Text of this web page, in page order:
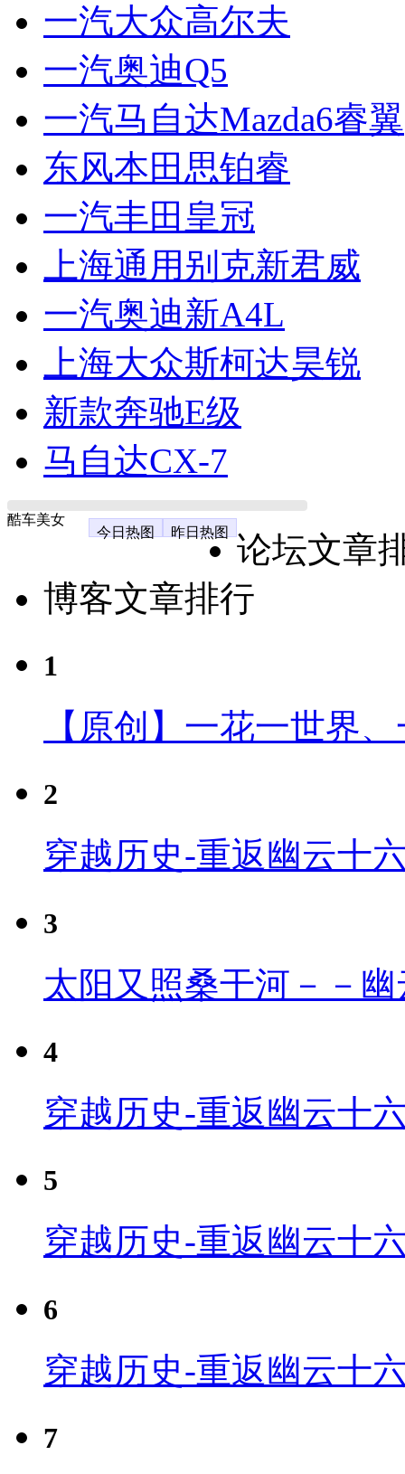
一汽大众高尔夫
一汽奥迪Q5
一汽马自达Mazda6睿翼
东风本田思铂睿
一汽丰田皇冠
上海通用别克新君威
一汽奥迪新A4L
上海大众斯柯达昊锐
新款奔驰E级
马自达CX-7
酷车美女
今日热图
昨日热图
论坛文章
博客文章排行
1
【原创】一花一世界
2
穿越历史-重返幽云十
3
太阳又照桑干河－－
4
穿越历史-重返幽云十
5
穿越历史-重返幽云十
6
穿越历史-重返幽云十
7